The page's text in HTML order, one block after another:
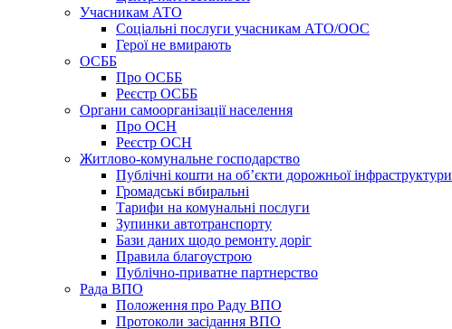
Учасникам АТО
Соціальні послуги учасникам АТО/ООС
Герої не вмирають
ОСББ
Про ОСББ
Реєстр ОСББ
Органи самоорганізації населення
Про ОСН
Реєстр ОСН
Житлово-комунальне господарство
Публічні кошти на об’єкти дорожньої інфраструктури
Громадські вбиральні
Тарифи на комунальні послуги
Зупинки автотранспорту
Бази даних щодо ремонту доріг
Правила благоустрою
Публічно-приватне партнерство
Рада ВПО
Положення про Раду ВПО
Протоколи засідання ВПО